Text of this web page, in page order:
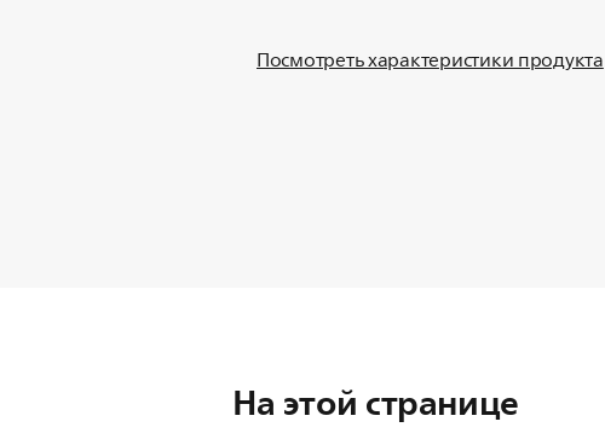
Посмотреть характеристики продукта
На этой странице